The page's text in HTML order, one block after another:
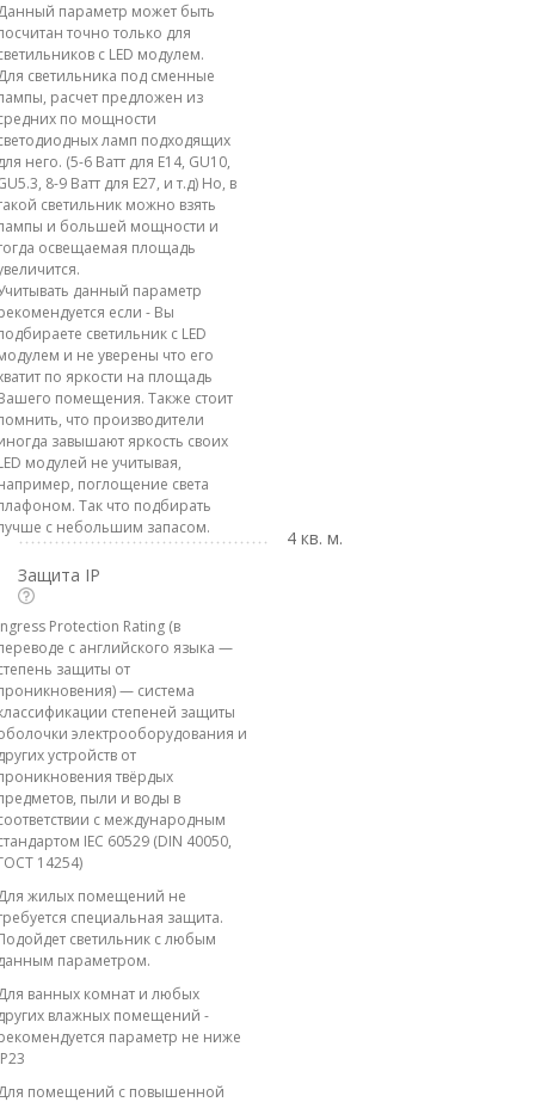
параметр может быть
точно только для
с LED модулем.
светильника под сменные
расчет предложен из
по мощности
ламп подходящих
него. (5-6 Ватт для E14, GU10,
8-9 Ватт для E27, и т.д) Но, в
светильник можно взять
и большей мощности и
освещаемая площадь
данный параметр
если - Вы
светильник с LED
и не уверены что его
по яркости на площадь
помещения. Также стоит
что производители
завышают яркость своих
модулей не учитывая,
поглощение света
Так что подбирать
с небольшим запасом.
4 кв. м.
Защита IP
Protection Rating (в
с английского языка —
защиты от
— система
степеней защиты
электрооборудования и
устройств от
твёрдых
пыли и воды в
с международным
IEC 60529 (DIN 40050,
14254)
жилых помещений не
специальная защита.
светильник с любым
параметром.
ванных комнат и любых
влажных помещений -
параметр не ниже
помещений с повышенной